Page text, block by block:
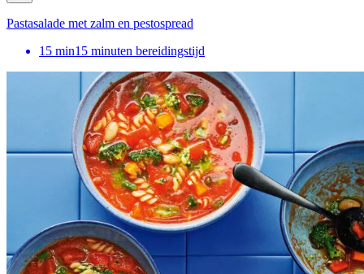
Pastasalade met zalm en pestospread
15 min15 minuten bereidingstijd